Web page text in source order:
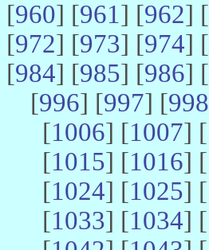
[960] [961] [962] [
[972] [973] [974] [
[984] [985] [986] [
[996] [997] [998
[1006] [1007] [
[1015] [1016] [
[1024] [1025] [
[1033] [1034] [